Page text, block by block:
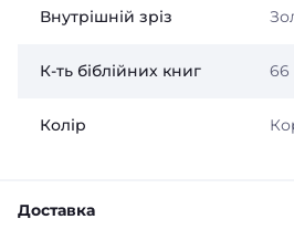
Внутрішній зріз
К-ть біблійних книг 66
Колір
Доставка